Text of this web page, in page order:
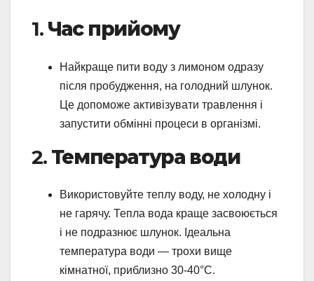
1. Час прийому
Найкраще пити воду з лимоном одразу
після пробудження, на голодний шлунок.
Це допоможе активізувати травлення і
запустити обмінні процеси в організмі.
2. Температура води
Використовуйте теплу воду, не холодну і
не гарячу. Тепла вода краще засвоюється
і не подразнює шлунок. Ідеальна
температура води — трохи вище
кімнатної, приблизно 30-40°C.